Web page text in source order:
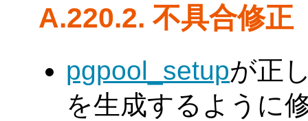
A.220.2. 不具合修正
pgpool_setupが正
を生成するように